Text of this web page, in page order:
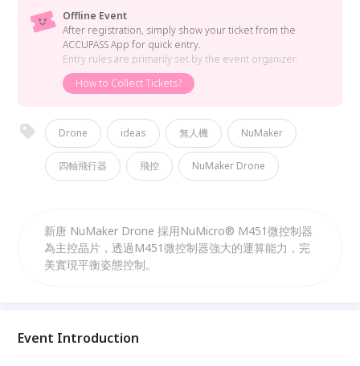
Offline Event
After registration, simply show your ticket from the
ACCUPASS App for quick entry.
Entry rules are primarily set by the event organizer.
How to Collect Tickets?
Drone ideas 無人機 NuMaker
四軸飛行器 飛控 NuMaker Drone
新唐 NuMaker Drone 採用NuMicro® M451微控制器
為主控晶片，透過M451微控制器強大的運算能力，完
美實現平衡姿態控制。
Event Introduction